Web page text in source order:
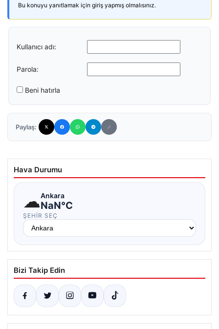
Bu konuyu yanıtlamak için giriş yapmış olmalısınız.
Kullanıcı adı:
Parola:
Beni hatırla
Paylaş:
Hava Durumu
☁Ankara
NaN°C
ŞEHIR SEÇ
Bizi Takip Edin